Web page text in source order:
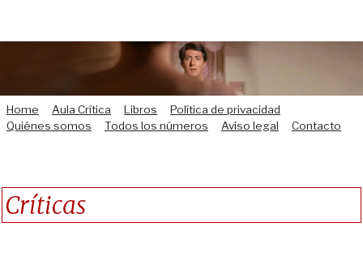
Home Aula Crítica Libros
Política de privacidad
Quiénes somos
Todos los números Aviso legal Contacto
Críticas